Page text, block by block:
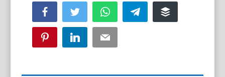
Facebook Twitter WhatsApp Telegram Buffer
Pinterest LinkedIn Email